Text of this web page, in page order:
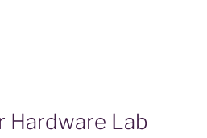
Hardware Lab